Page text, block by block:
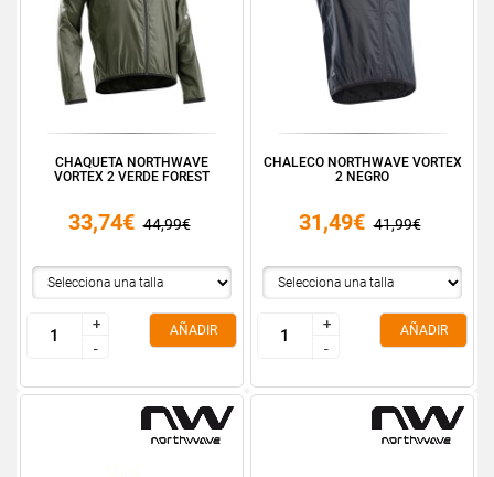
CHAQUETA NORTHWAVE
VORTEX 2 VERDE FOREST
33,74€ 44,99€
+
-
+
-
AÑADIR
CHALECO NORTHWAVE VORTEX
2 NEGRO
31,49€ 41,99€
+
-
+
-
AÑADIR